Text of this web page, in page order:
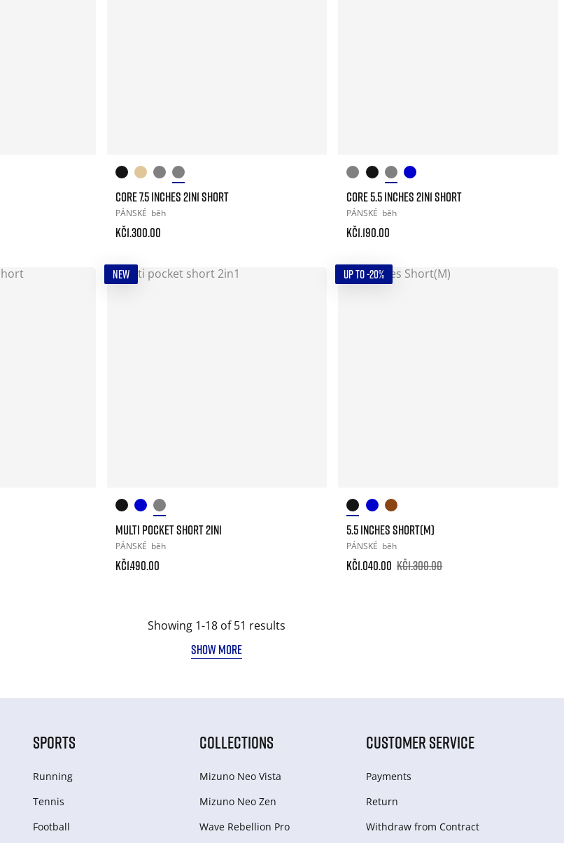
CORE 7.5 INCHES 2IN1 SHORT
PÁNSKÉ běh
Kč1.300.00
CORE 5.5 INCHES 2IN1 SHORT
PÁNSKÉ běh
Kč1.190.00
NEW
MULTI POCKET SHORT 2IN1
PÁNSKÉ běh
Kč1.490.00
UP TO -20%
5.5 INCHES SHORT(M)
PÁNSKÉ běh
Kč1.040.00 Kč1.300.00
Showing 1-18 of 51 results
SHOW MORE
SPORTS
Running
Tennis
Football
COLLECTIONS
Mizuno Neo Vista
Mizuno Neo Zen
Wave Rebellion Pro
CUSTOMER SERVICE
Payments
Return
Withdraw from Сontract